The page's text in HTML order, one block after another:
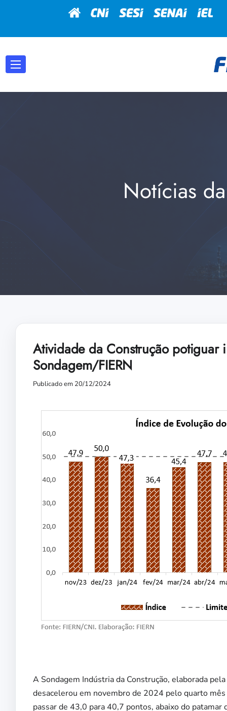
Notícias
Atividade da Construção potiguar
Sondagem/FIERN
Publicado em 20/12/2024
A Sondagem Indústria da Construção, elaborada
desacelerou em novembro de 2024 pelo quarto
passar de 43,0 para 40,7 pontos, abaixo do